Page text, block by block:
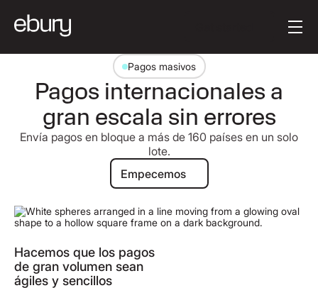
Pagos masivos
Pagos internacionales a
gran escala sin errores
Envía pagos en bloque a más de 160 países en un solo
lote.
Empecemos
Empecemos
Hacemos que los pagos
de gran volumen sean
ágiles y sencillos